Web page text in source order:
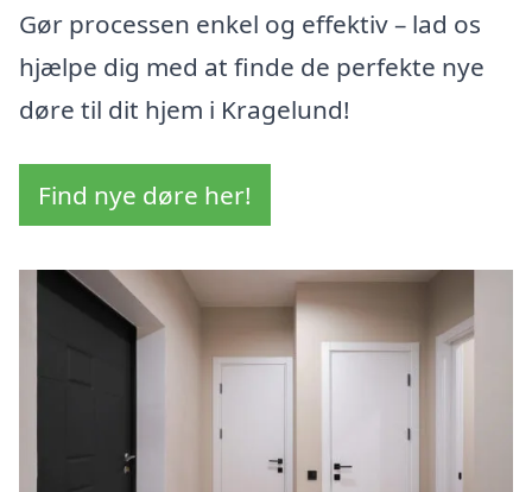
Gør processen enkel og effektiv – lad os
hjælpe dig med at finde de perfekte nye
døre til dit hjem i Kragelund!
Find nye døre her!